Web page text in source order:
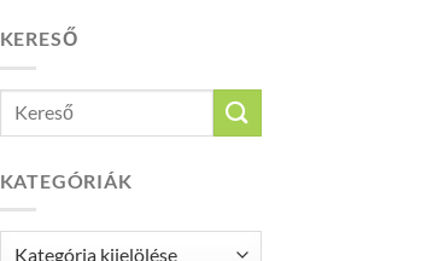
KERESŐ
KATEGÓRIÁK
Kategóriák